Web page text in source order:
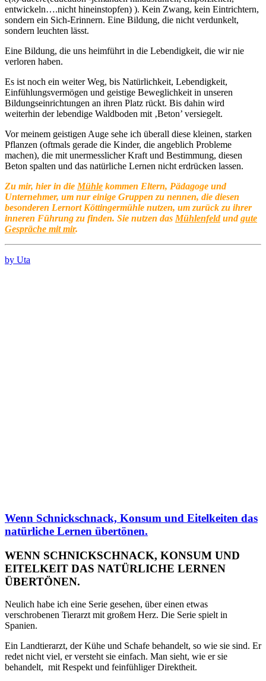
entwickeln….nicht hineinstopfen) ). Kein Zwang, kein Eintrichtern,
sondern ein Sich-Erinnern. Eine Bildung, die nicht verdunkelt,
sondern leuchten lässt.
Eine Bildung, die uns heimführt in die Lebendigkeit, die wir nie
verloren haben.
Es ist noch ein weiter Weg, bis Natürlichkeit, Lebendigkeit,
Einfühlungsvermögen und geistige Beweglichkeit in unseren
Bildungseinrichtungen an ihren Platz rückt. Bis dahin wird
weiterhin der lebendige Waldboden mit ‚Beton’ versiegelt.
Vor meinem geistigen Auge sehe ich überall diese kleinen, starken
Pflanzen (oftmals gerade die Kinder, die angeblich Probleme
machen), die mit unermesslicher Kraft und Bestimmung, diesen
Beton spalten und das natürliche Lernen nicht erdrücken lassen.
Zu mir, hier in die Mühle kommen Eltern, Pädagoge und
Unternehmer, um nur einige Gruppen zu nennen, die diesen
besonderen Lernort Köttingermühle nutzen, um zurück zu ihrer
inneren Führung zu finden. Sie nutzen das Mühlenfeldundgute
Gespräche mit mir.
by Uta
Wenn Schnickschnack, Konsum und Eitelkeiten das
natürliche Lernen übertönen.
WENN SCHNICKSCHNACK, KONSUM UND
EITELKEIT DAS NATÜRLICHE LERNEN
ÜBERTÖNEN.
Neulich habe ich eine Serie gesehen, über einen etwas
verschrobenen Tierarzt mit großem Herz. Die Serie spielt in
Spanien.
Ein Landtierarzt, der Kühe und Schafe behandelt, so wie sie sind. Er
redet nicht viel, er versteht sie einfach. Man sieht, wie er sie
behandelt, mit Respekt und feinfühliger Direktheit.